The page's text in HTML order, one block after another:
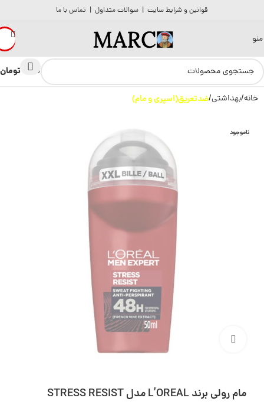
قوانین و شرایط سایت | سوالات متداول | تماس با ما
منو
0 تومان
خانه بهداشتی ضدتعریق(اسپری و مام)
ناموجود
مام رولی برند L’OREAL مدل STRESS RESIST